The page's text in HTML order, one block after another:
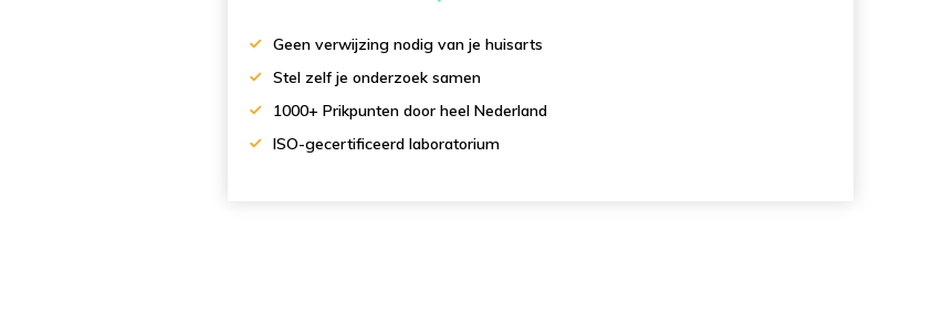
Geen verwijzing nodig van je huisarts
Stel zelf je onderzoek samen
1000+ Prikpunten door heel Nederland
ISO-gecertificeerd laboratorium